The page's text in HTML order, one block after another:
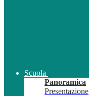
Scuola
Panoramica
Presentazione